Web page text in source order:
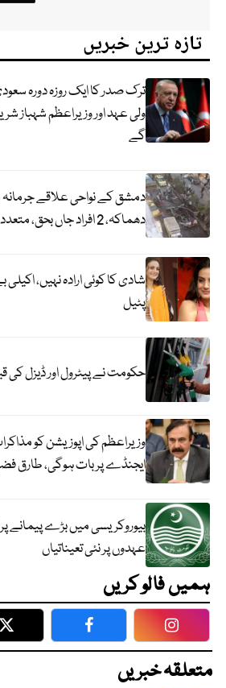
تازہ ترین خبریں
ترک صدر کا ایک روزہ دورہ
ولی عہد اور وزیراعظم شہباز
گے
دمشق کے نواحی علاقے
دھماکہ، 2 افراد جاں بحق، متعدد زخمی
شادی کا کوئی ارادہ نہیں،
پٹیل
حکومت نے پیٹرول اور ڈیزل
وزیراعظم کی اپوزیشن کو
ایجنڈے پر بات ہوگی، طارق
بیوروکریسی میں بڑے پیمانے پر
عہدوں پر نئی تعیناتیاں
ہمیں فالو کریں
Twitter Facebook
متعلقہ خبریں